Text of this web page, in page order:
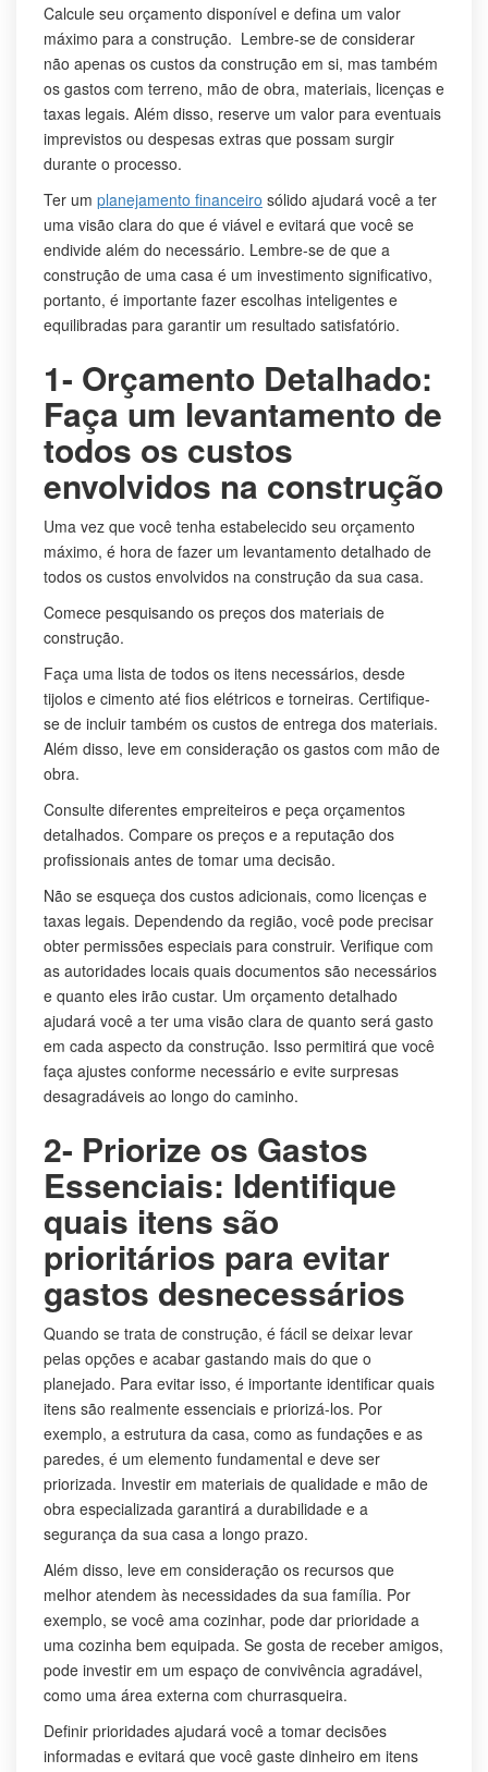
Calcule seu orçamento disponível e defina um valor
máximo para a construção. Lembre-se de considerar
não apenas os custos da construção em si, mas também
os gastos com terreno, mão de obra, materiais, licenças e
taxas legais. Além disso, reserve um valor para eventuais
imprevistos ou despesas extras que possam surgir
durante o processo.
Ter um planejamento financeiro sólido ajudará você a ter
uma visão clara do que é viável e evitará que você se
endivide além do necessário. Lembre-se de que a
construção de uma casa é um investimento significativo,
portanto, é importante fazer escolhas inteligentes e
equilibradas para garantir um resultado satisfatório.
1- Orçamento Detalhado:
Faça um levantamento de
todos os custos
envolvidos na construção
Uma vez que você tenha estabelecido seu orçamento
máximo, é hora de fazer um levantamento detalhado de
todos os custos envolvidos na construção da sua casa.
Comece pesquisando os preços dos materiais de
construção.
Faça uma lista de todos os itens necessários, desde
tijolos e cimento até fios elétricos e torneiras. Certifique-
se de incluir também os custos de entrega dos materiais.
Além disso, leve em consideração os gastos com mão de
obra.
Consulte diferentes empreiteiros e peça orçamentos
detalhados. Compare os preços e a reputação dos
profissionais antes de tomar uma decisão.
Não se esqueça dos custos adicionais, como licenças e
taxas legais. Dependendo da região, você pode precisar
obter permissões especiais para construir. Verifique com
as autoridades locais quais documentos são necessários
e quanto eles irão custar. Um orçamento detalhado
ajudará você a ter uma visão clara de quanto será gasto
em cada aspecto da construção. Isso permitirá que você
faça ajustes conforme necessário e evite surpresas
desagradáveis ao longo do caminho.
2- Priorize os Gastos
Essenciais: Identifique
quais itens são
prioritários para evitar
gastos desnecessários
Quando se trata de construção, é fácil se deixar levar
pelas opções e acabar gastando mais do que o
planejado. Para evitar isso, é importante identificar quais
itens são realmente essenciais e priorizá-los. Por
exemplo, a estrutura da casa, como as fundações e as
paredes, é um elemento fundamental e deve ser
priorizada. Investir em materiais de qualidade e mão de
obra especializada garantirá a durabilidade e a
segurança da sua casa a longo prazo.
Além disso, leve em consideração os recursos que
melhor atendem às necessidades da sua família. Por
exemplo, se você ama cozinhar, pode dar prioridade a
uma cozinha bem equipada. Se gosta de receber amigos,
pode investir em um espaço de convivência agradável,
como uma área externa com churrasqueira.
Definir prioridades ajudará você a tomar decisões
informadas e evitará que você gaste dinheiro em itens